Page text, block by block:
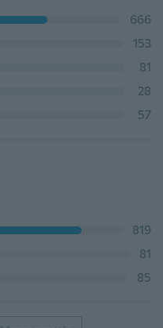
666
153
81
28
57
819
81
85